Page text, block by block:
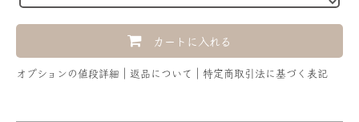
カートに入れる
オプションの値段詳細 返品について 特定商取引法に基づく表記